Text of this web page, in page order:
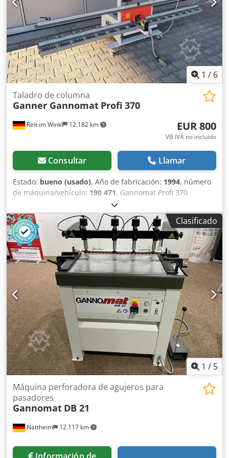
1 / 6
Reit im Winkl 12.182 km
Taladro de columna
Ganner Gannomat Profi 370
EUR 800
VB IVA no incluído
Consultar Llamar
Estado: bueno (usado), Año de fabricación: 1994, número
de máquina/vehículo: 190 471, Gannomat Profi 370
máquina perforadora para manillas Máquina perforadora
para realizar el montaje vertical de hojas y el taladrado del
orificio para manillas desde la parte trasera. - Unidad de
taladrado regulable en altura y profundidad (altura con
contador) - Cilindro neumático para la sujeción de la pieza
durante el taladrado - Mesa de rodillos para apoyo de la
pieza - Topes abatibles para mecanismos con posición fija
de la empuñadura - Tope de centrado para mecanismos
con posición variable de la empuñadura - Pedal para el
ciclo de trabajo Crjdpfx Ansy Ad Haj Ejf - Dispositivo de
desplazamiento Máquina bien mantenida, de
funcionamiento fiable y probado. Ver datos en la placa de
características. Se puede probar en el lugar. Para
cualquier consulta, no dude en contactarnos.
Clasificado
1 / 5
Nattheim 12.117 km
Máquina perforadora de agujeros para
pasadores
Gannomat DB 21